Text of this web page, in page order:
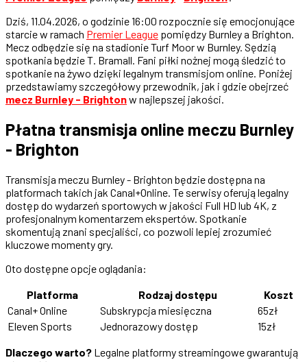
Dziś, 11.04.2026, o godzinie 16:00 rozpocznie się emocjonujące
starcie w ramach Premier League pomiędzy Burnley a Brighton.
Mecz odbędzie się na stadionie Turf Moor w Burnley. Sędzią
spotkania będzie T. Bramall. Fani piłki nożnej mogą śledzić to
spotkanie na żywo dzięki legalnym transmisjom online. Poniżej
przedstawiamy szczegółowy przewodnik, jak i gdzie obejrzeć
mecz Burnley - Brightonw najlepszej jakości.
Płatna transmisja online meczu Burnley
- Brighton
Transmisja meczu Burnley - Brighton będzie dostępna na
platformach takich jak Canal+Online. Te serwisy oferują legalny
dostęp do wydarzeń sportowych w jakości Full HD lub 4K, z
profesjonalnym komentarzem ekspertów. Spotkanie
skomentują znani specjaliści, co pozwoli lepiej zrozumieć
kluczowe momenty gry.
Oto dostępne opcje oglądania:
Platforma
Rodzaj dostępu
Koszt
Canal+ Online
Subskrypcja miesięczna
65zł
Eleven Sports
Jednorazowy dostęp
15zł
Dlaczego warto? Legalne platformy streamingowe gwarantują